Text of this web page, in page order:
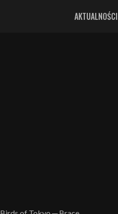
AKTUALNOŚCI